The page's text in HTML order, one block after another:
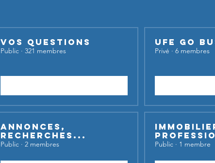
Vos questions
Public · 321 membres
UFE GO
Privé · 6 membres
Annonces,
recherches...
Public · 2 membres Public · 1 membre